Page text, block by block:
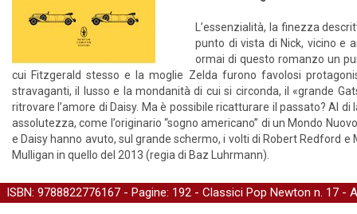
L’essenzialità, la finezza
punto di vista di Nick, vicino e
ormai di questo romanzo un
cui Fitzgerald stesso e la moglie Zelda furono favolosi
stravaganti, il lusso e la mondanità di cui si circonda, il «grande
ritrovare l’amore di Daisy. Ma è possibile ricatturare il passato? Al
assolutezza, come l’originario “sogno americano” di un Mondo
e Daisy hanno avuto, sul grande schermo, i volti di Robert Redford
Mulligan in quello del 2013 (regia di Baz Luhrmann).
ISBN: 9788822776167 - Pagine: 192 - Classici Pop Newton n. 17 -